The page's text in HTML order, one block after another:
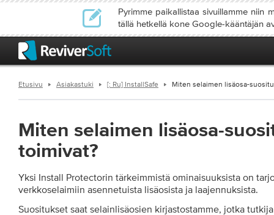
Pyrimme paikallistaa sivuillamme niin
tällä hetkellä kone Google-kääntäjän
Etusivu Asiakastuki [: Ru] InstallSafe Miten selaimen lisäosa-
Miten selaimen lisäosa-
toimivat?
Yksi Install Protectorin tärkeimmistä ominaisuuksista on
verkkoselaimiin asennetuista lisäosista ja laajennuksista.
Suositukset saat selainlisäosien kirjastostamme, jotka